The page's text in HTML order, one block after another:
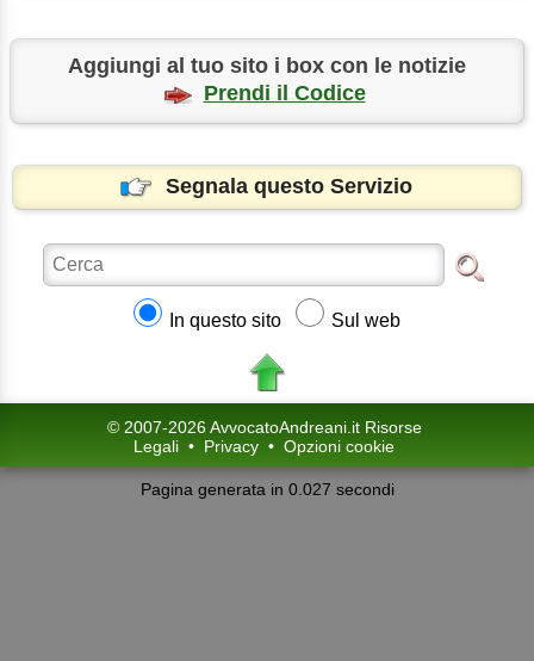
Aggiungi al tuo sito i box con le notizie
Prendi il Codice
Segnala questo Servizio
In questo sito Sul web
© 2007-2026 AvvocatoAndreani.it Risorse
Legali • Privacy • Opzioni cookie
Pagina generata in 0.027 secondi